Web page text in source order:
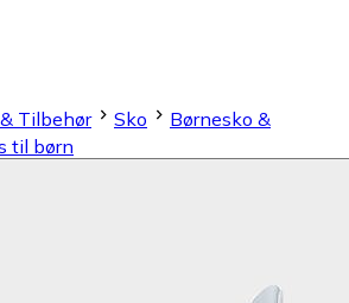
Tilbehør Sko
Børnesko &
til børn